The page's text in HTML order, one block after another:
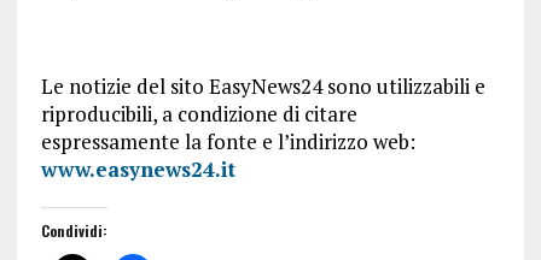
Le notizie del sito EasyNews24 sono utilizzabili e
riproducibili, a condizione di citare
espressamente la fonte e l’indirizzo web:
www.easynews24.it
Condividi: